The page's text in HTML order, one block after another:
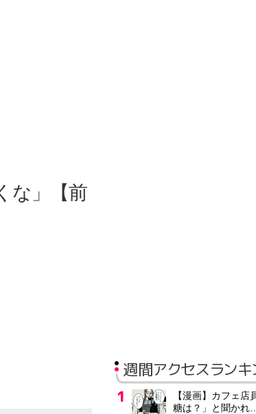
な」【前
週間アクセスラン
【漫画】カフェ
糖は？」と聞か